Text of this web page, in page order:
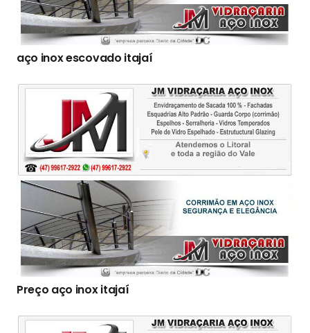
aço inox escovado itajaí
Preço aço inox itajaí